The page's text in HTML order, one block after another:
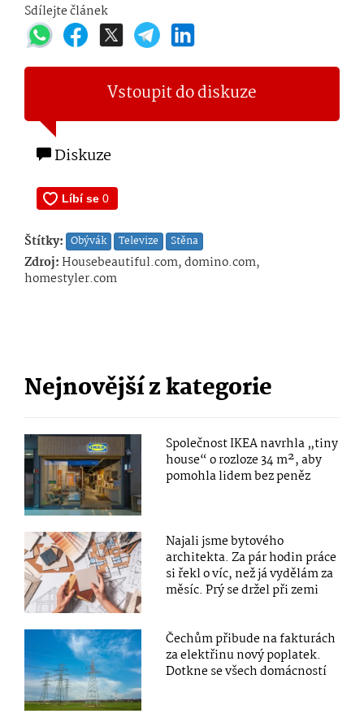
Sdílejte článek
Vstoupit do diskuze
Diskuze
Štítky: Obývák Televize Stěna
Zdroj:Housebeautiful.com, domino.com,
homestyler.com
Nejnovější z kategorie
Společnost IKEA navrhla „tiny
house“ o rozloze 34 m², aby
pomohla lidem bez peněz
Najali jsme bytového
architekta. Za pár hodin práce
si řekl o víc, než já vydělám za
měsíc. Prý se držel při zemi
Čechům přibude na fakturách
za elektřinu nový poplatek.
Dotkne se všech domácností